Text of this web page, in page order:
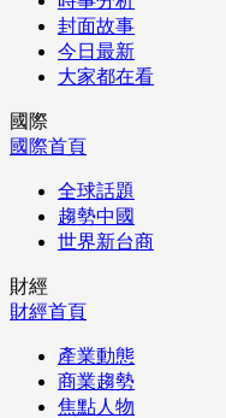
封面故事
今日最新
大家都在看
國際
國際首頁
全球話題
趨勢中國
世界新台商
財經
財經首頁
產業動態
商業趨勢
焦點人物